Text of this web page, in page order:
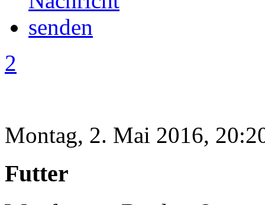
2
Montag, 2. Mai 2016,
Futter